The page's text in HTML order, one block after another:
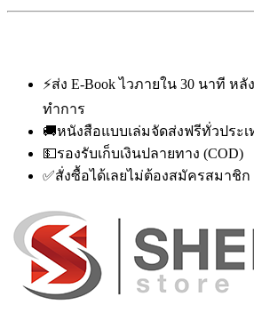
⚡ส่ง E-Book ไวภายใน 30 นาที หลั
ทำการ
🚚หนังสือแบบเล่มจัดส่งฟรีทั่วประเ
💵รองรับเก็บเงินปลายทาง (COD)
✅สั่งซื้อได้เลยไม่ต้องสมัครสมาชิก